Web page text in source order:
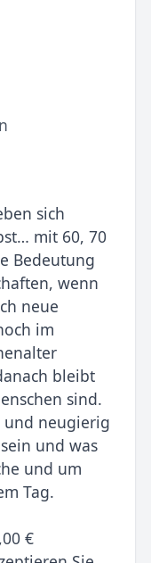
sich
mit 60, 70
Bedeutung
wenn
neue
im
bleibt
sind.
und neugierig
und was
und um
Tag.
€